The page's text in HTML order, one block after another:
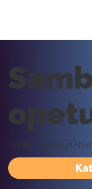
Upeita sointuja ja